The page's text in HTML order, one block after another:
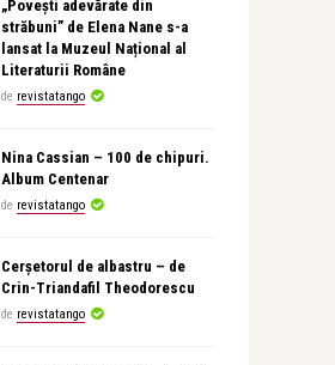
„Povești adevărate din
străbuni” de Elena Nane s-a
lansat la Muzeul Național al
Literaturii Române
de revistatango
Nina Cassian – 100 de chipuri.
Album Centenar
de revistatango
Cerșetorul de albastru – de
Crin-Triandafil Theodorescu
de revistatango